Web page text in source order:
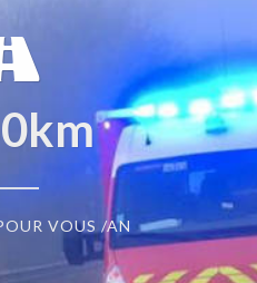
km
VOUS /AN